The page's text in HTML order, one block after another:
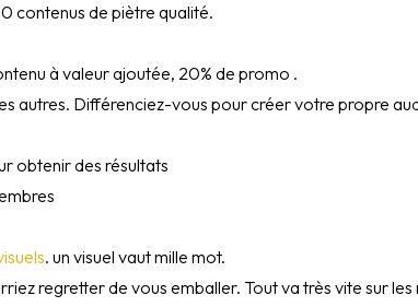
contenus de piètre qualité.
à valeur ajoutée, 20% de promo .
autres. Différenciez-vous pour créer votre propre
obtenir des résultats
. un visuel vaut mille mot.
regretter de vous emballer. Tout va très vite sur